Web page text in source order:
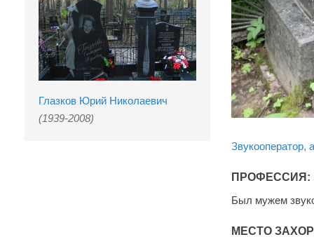
Глазков Юрий Николаевич
(1939-2008)
Звукооператор,
ПРОФЕССИЯ:
Был мужем
МЕСТО